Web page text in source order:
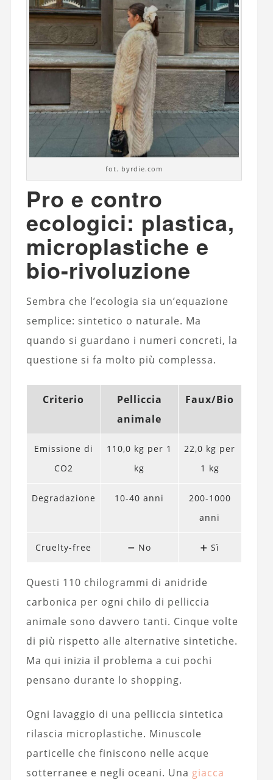
fot. byrdie.com
Pro e contro
ecologici: plastica,
microplastiche e
bio-rivoluzione
Sembra che l’ecologia sia un’equazione
semplice: sintetico o naturale. Ma
quando si guardano i numeri concreti, la
questione si fa molto più complessa.
Criterio
Pelliccia
animale
Faux/Bio
Emissione di
CO2
110,0 kg per 1
kg
22,0 kg per
1 kg
Degradazione 10-40 anni
200-1000
anni
Cruelty-free ➖ No ➕ Sì
Questi 110 chilogrammi di anidride
carbonica per ogni chilo di pelliccia
animale sono davvero tanti. Cinque volte
di più rispetto alle alternative sintetiche.
Ma qui inizia il problema a cui pochi
pensano durante lo shopping.
Ogni lavaggio di una pelliccia sintetica
rilascia microplastiche. Minuscole
particelle che finiscono nelle acque
sotterranee e negli oceani. Una giacca